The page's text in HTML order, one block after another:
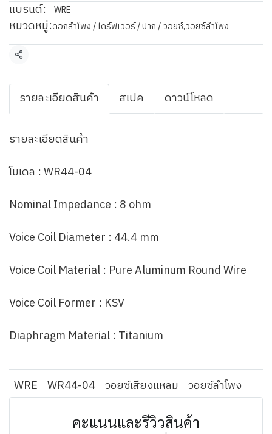
แบรนด์:
WRE
หมวดหมู่:ดอกลำโพง / ไดร์ฟเวอร์ / ปาก / วอยซ์,วอยซ์ลำโพง
แชร์
รายละเอียดสินค้า สเปค ดาวน์โหลด
รายละเอียดสินค้า
โมเดล : WR44-04
Nominal Impedance : 8 ohm
Voice Coil Diameter : 44.4 mm
Voice Coil Material : Pure Aluminum Round Wire
Voice Coil Former : KSV
Diaphragm Material : Titanium
WRE WR44-04 วอยซ์เสียงแหลม วอยซ์ลำโพง
คะแนนและรีวิวสินค้า